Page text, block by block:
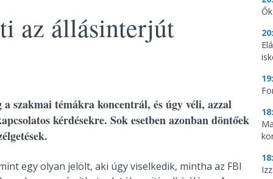
az állásinterjút
szakmai témákra koncentrál, és úgy véli, azzal
kérdésekre. Sok esetben azonban döntőek
egy olyan jelölt, aki úgy viselkedik, mintha az FBI